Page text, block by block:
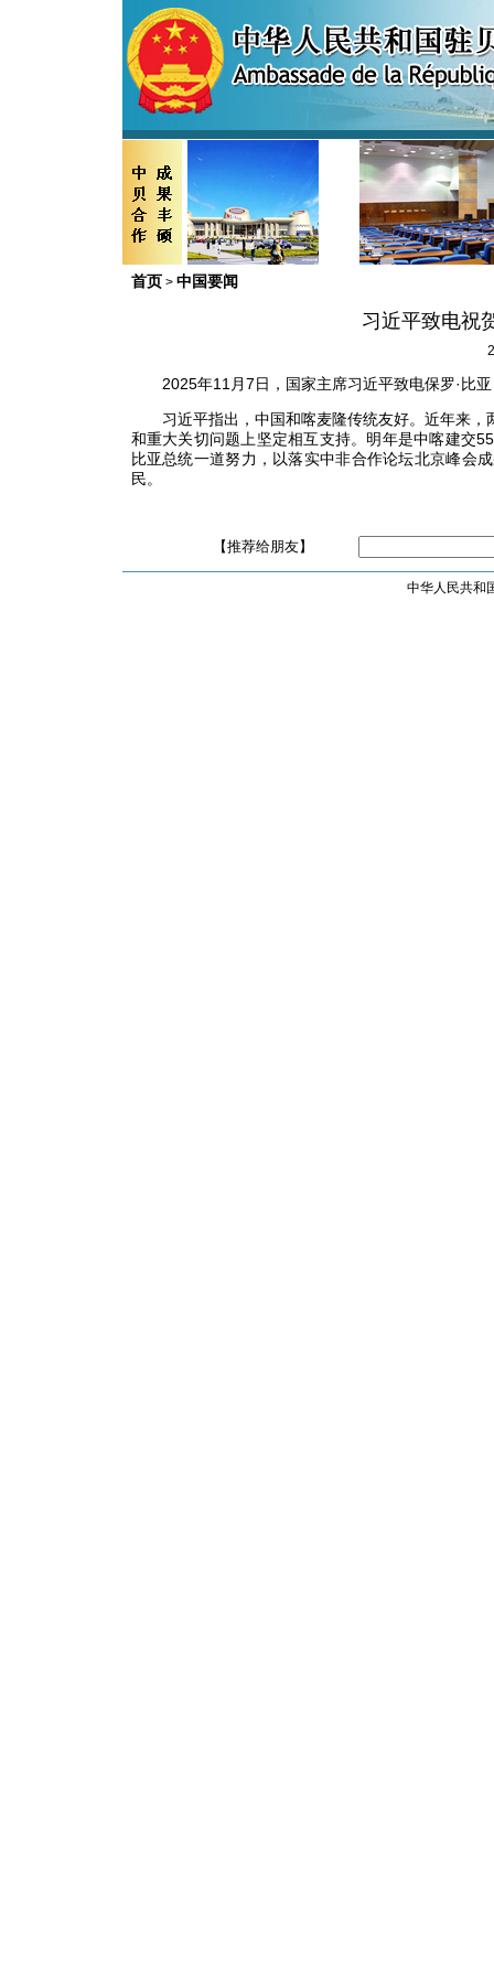
首页 > 中国要闻
习近平致电祝
2025年11月7日，国家主席习近平致电保罗·比
习近平指出，中国和喀麦隆传统友好。近年来
和重大关切问题上坚定相互支持。明年是中喀建交
比亚总统一道努力，以落实中非合作论坛北京峰会
民。
【推荐给朋友】
中华人民共和